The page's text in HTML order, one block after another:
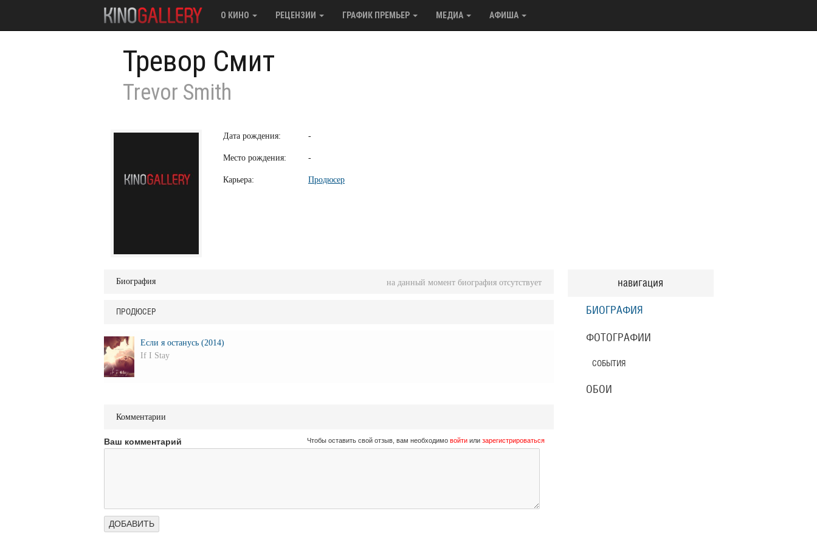
О КИНО РЕЦЕНЗИИ ГРАФИК ПРЕМЬЕР МЕДИА АФИША
Тревор Смит
Trevor Smith
Дата рождения: -
Место рождения: -
Карьера: Продюсер
навигация
БИОГРАФИЯ
ФОТОГРАФИИ
СОБЫТИЯ
ОБОИ
Биография на данный момент биография отсутствует
ПРОДЮСЕР
Если я останусь (2014)
If I Stay
Комментарии
Ваш комментарий Чтобы оставить свой отзыв, вам необходимо войтиили зарегистрироваться